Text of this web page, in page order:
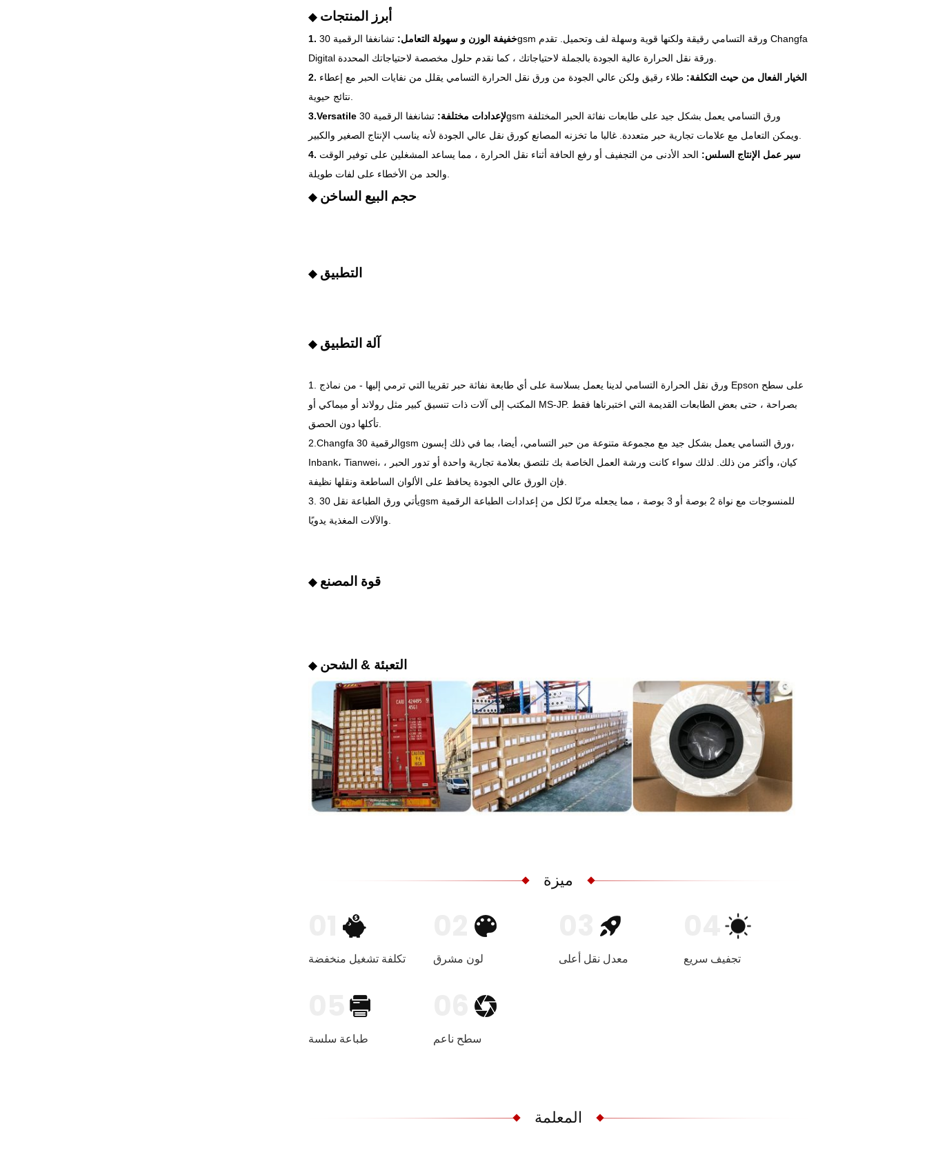
◆ أبرز المنتجات
1. خفيفة الوزن و سهولة التعامل:
تشانغفا الرقمية 30gsm ورقة التسامي رقيقة ولكنها قوية وسهلة لف وتحميل. تقدم Changfa
2. الخيار الفعال من حيث التكلفة: طلاء رقيق ولكن عالي الجودة من ورق نقل الحرارة التسامي يقلل من نفايات الحبر مع إعطاء
3.Versatile لإعدادات مختلفة:
تشانغفا الرقمية 30gsm ورق التسامي يعمل بشكل جيد على طابعات نفاثة الحبر المختلفة
4. سير عمل الإنتاج السلس: الحد الأدنى من التجفيف أو رفع الحافة أثناء نقل الحرارة ، مما يساعد المشغلين على توفير الوقت
◆ حجم البيع الساخن
◆ التطبيق
◆ آلة التطبيق
1. ورق نقل الحرارة التسامي لدينا يعمل بسلاسة على أي طابعة نفاثة حبر تقريبا التي ترمي إليها - من نماذج Epson على سطح
المكتب إلى آلات ذات تنسيق كبير مثل رولاند أو ميماكي أو MS-JP. بصراحة ، حتى بعض الطابعات القديمة التي اختبرناها فقط
2.Changfa الرقمية 30gsm ورق التسامي يعمل بشكل جيد مع مجموعة متنوعة من حبر التسامي، أيضا، بما في ذلك إبسون،
Inbank، Tianwei، كيان، وأكثر من ذلك. لذلك سواء كانت ورشة العمل الخاصة بك تلتصق بعلامة تجارية واحدة أو تدور الحبر ،
3. يأتي ورق الطباعة نقل 30gsm للمنسوجات مع نواة 2 بوصة أو 3 بوصة ، مما يجعله مرنًا لكل من إعدادات الطباعة الرقمية
◆ قوة المصنع
◆ التعبئة & الشحن
ميزة
تكلفة تشغيل منخفضة لون مشرق معدل نقل أعلى تجفيف سريع
طباعة سلسة سطح ناعم
المعلمة